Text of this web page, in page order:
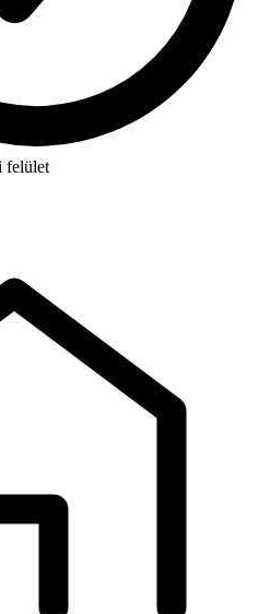
felület